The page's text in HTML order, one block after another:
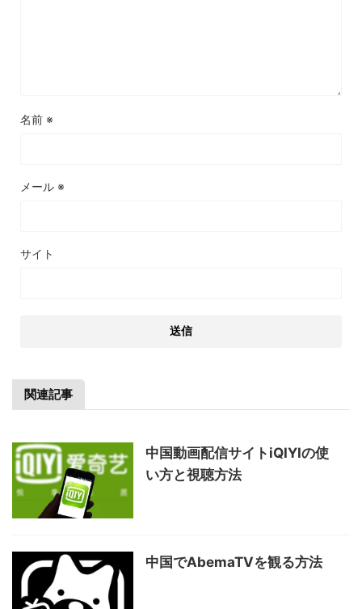
名前 ※
メール ※
サイト
関連記事
中国動画配信サイトiQIYIの使
い方と視聴方法
中国でAbemaTVを観る方法